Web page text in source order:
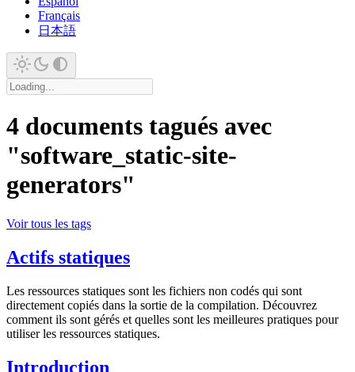
Français
日本語
4 documents tagués avec
"software_static-site-
generators"
Voir tous les tags
Actifs statiques
Les ressources statiques sont les fichiers non codés qui sont
directement copiés dans la sortie de la compilation. Découvrez
comment ils sont gérés et quelles sont les meilleures pratiques pour
utiliser les ressources statiques.
Introduction